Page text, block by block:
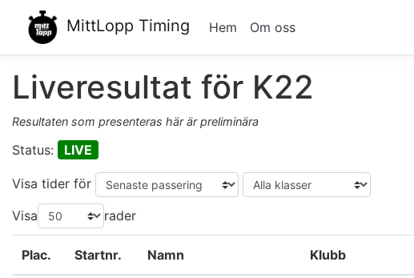
MittLopp Timing Hem Om oss
Liveresultat för K22
Resultaten som presenteras här är preliminära
Status: LIVE
Visa tider för
Visa rader
Plac. Startnr. Namn Klubb